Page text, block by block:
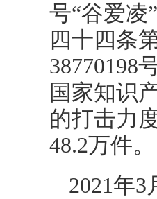
号“谷爱凌
四十四条
38770198
国家知识
的打击力
48.2万件。
2021年